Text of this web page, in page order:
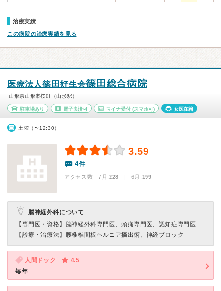
治療実績
この病院の治療実績を見る
医療法人篠田好生会篠田総合病院
山形県山形市桜町（山形駅）
駐車場あり 電子決済可 マイナ受付 (スマホ可) 女医在籍
土曜（〜12:30）
3.59
4件
アクセス数 7月:228 | 6月:199
脳神経外科について
【専門医・資格】 脳神経外科専門医、頭痛専門医、認知症専門医
【診療・治療法】
腰椎椎間板ヘルニア摘出術、神経ブロック
人間ドック
4.5
毎年